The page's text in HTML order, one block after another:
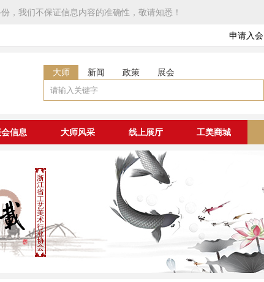
，我们不保证信息内容的准确性，敬请知悉！
申请入会
大师 新闻 政策 展会
会信息 大师风采 线上展厅 工美商城